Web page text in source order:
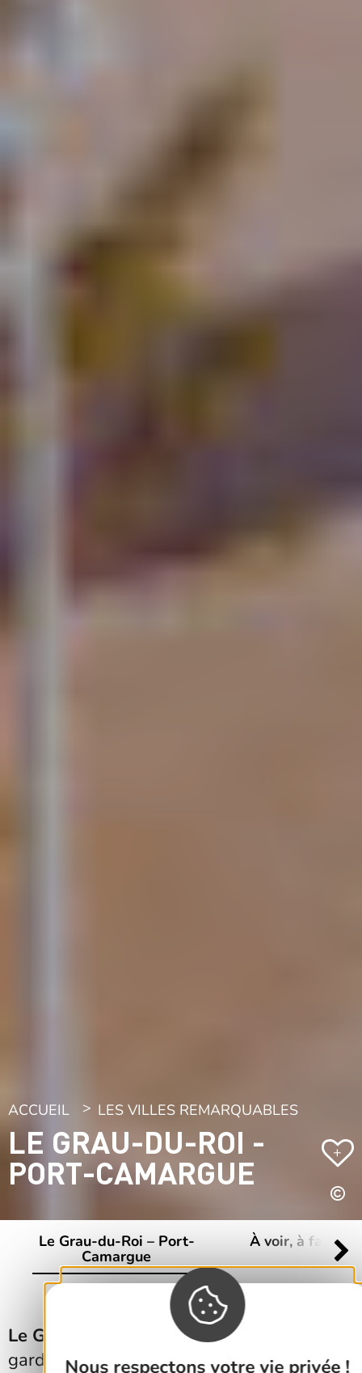
Nous respectons votre vie privée !
ACCUEIL LES VILLES REMARQUABLES
LE GRAU-DU-ROI -
PORT-CAMARGUE
+
Le Grau-du-Roi – Port-
Camargue
À voir, à faire
Roi
Le Grau-du-Roi - Port-Camargue
garder un caractère authentique et un